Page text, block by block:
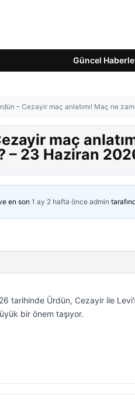
Güncel
– Cezayir maç anlatımı! Maç ne
maç
– 23 Haziran
en son 1 ay 2 hafta önce admin
tarihinde Ürdün, Cezayir ile
bir önem taşıyor.